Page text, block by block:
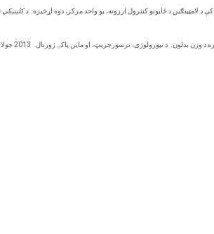
د لامټینګین د ځایونو کنترول ارزونه، یو واحد مرکز، دوه اړخیزه. د کلینیکي
د وزن بدلون. د نیورولوژی، نرسورجریټ، او ماین پاکۍ ژورنال. 2013 جولای؛ 84 (7): 796-9.